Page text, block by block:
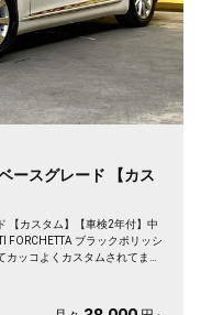
スグレード 【カス
カスタム】【車検2年付】中
FORCHETTA ブラックポリッシ
✨ ステアリングヒーター装備
ランプ✨ 駐車時に便利なブレー